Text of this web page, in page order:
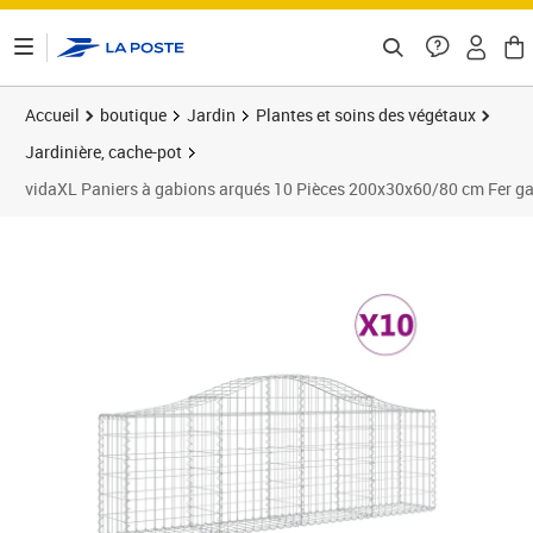
Accueil boutique Jardin
Plantes et soins des végétaux
Jardinière, cache-pot
vidaXL Paniers à gabions arqués 10 Pièces 200x30x60/80 cm Fer